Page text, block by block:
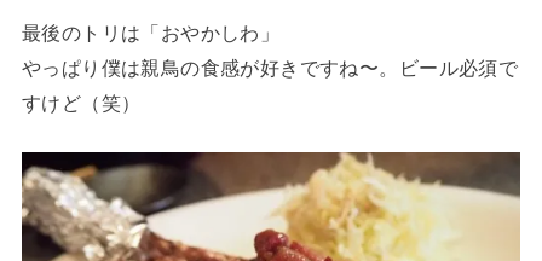
最後のトリは「おやかしわ」
やっぱり僕は親鳥の食感が好きですね〜。ビール必須で
すけど（笑）